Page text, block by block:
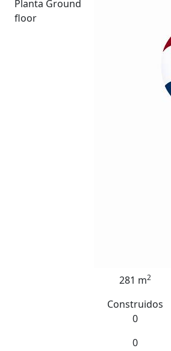
Planta Ground
floor
281 m2
Construidos
0
0